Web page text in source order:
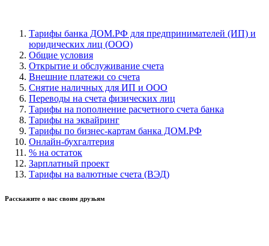
Тарифы банка ДОМ.РФ для предпринимателей (ИП) и
юридических лиц (ООО)
Общие условия
Открытие и обслуживание счета
Внешние платежи со счета
Снятие наличных для ИП и ООО
Переводы на счета физических лиц
Тарифы на пополнение расчетного счета банка
Тарифы на эквайринг
Тарифы по бизнес-картам банка ДОМ.РФ
Онлайн-бухгалтерия
% на остаток
Зарплатный проект
Тарифы на валютные счета (ВЭД)
Расскажите о нас своим друзьям